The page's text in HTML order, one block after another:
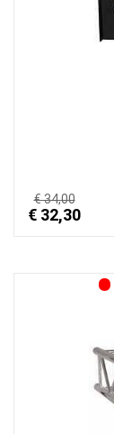
€ 34,00
€ 32,30